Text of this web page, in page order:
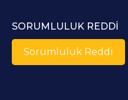
SORUMLULUK REDDI
Sorumluluk Reddi